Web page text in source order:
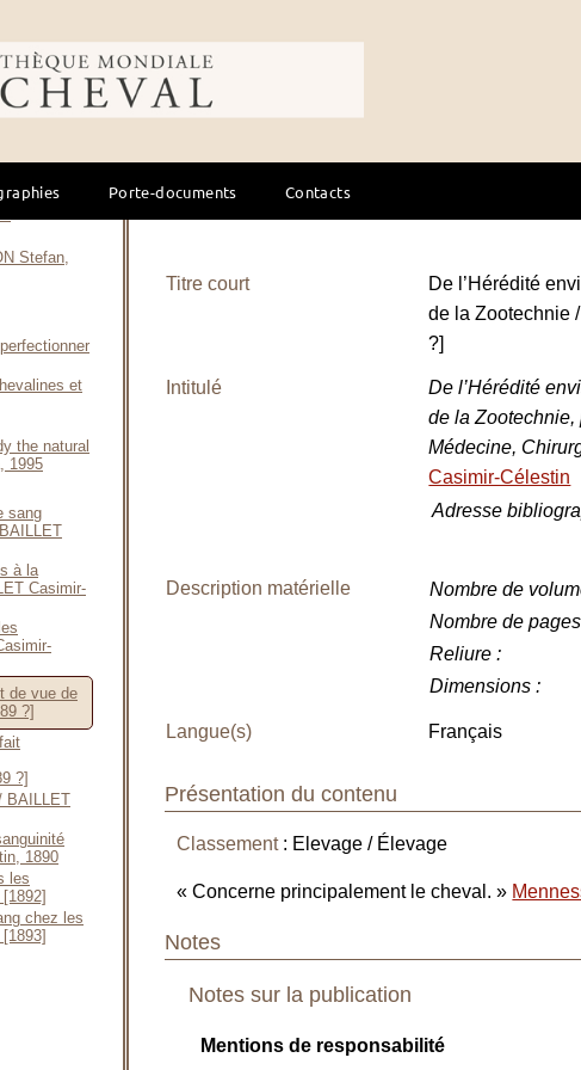
du cheval
Porte-documents Contacts
chez le
1995
de chevaux
d’appel
Stefan,
et
the natural
1995
sang
à la
Casimir-
de vue de
?]
?]
BAILLET
1890
les
chez les
Titre court
De l’Hérédité
de la Zootechnie
?]
Intitulé
De l’Hérédité
de la
Médecine,
Casimir-Célestin
Adresse
Description matérielle Nombre de
Nombre de pages
Reliure :
Dimensions :
Langue(s) Français
Présentation du contenu
Classement: Elevage / Élevage
« Concerne principalement le cheval. »
Notes
Notes sur la publication
Mentions de responsabilité